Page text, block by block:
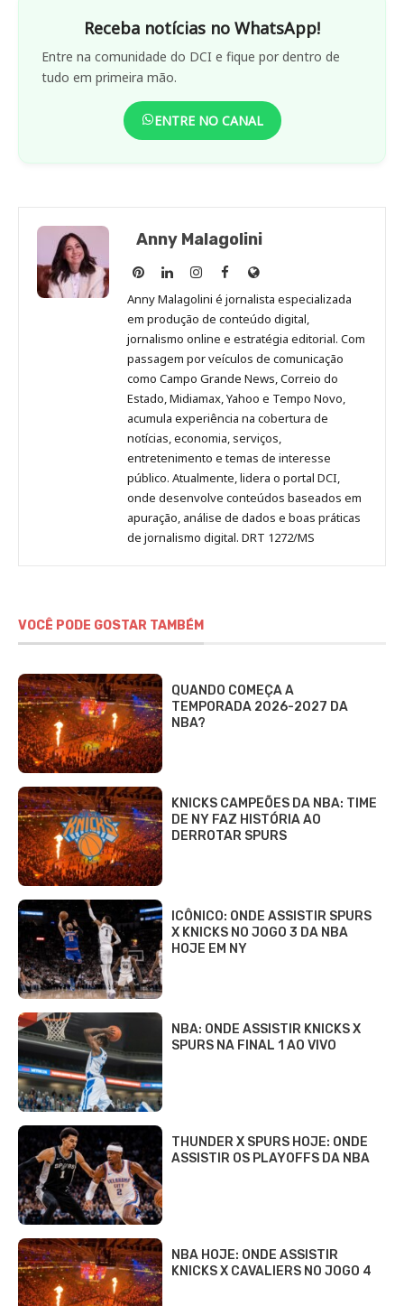
Receba notícias no WhatsApp!
Entre na comunidade do DCI e fique por dentro de
tudo em primeira mão.
ENTRE NO CANAL
Anny Malagolini
Anny
Malagolini
no
Pinterest
Anny
Malagolini
no
LinkedIn
Anny
Malagolini
no
Instagram
Anny
Malagolini
no
Facebook
Site
de
Anny
Malagolini
Anny Malagolini é jornalista especializada
em produção de conteúdo digital,
jornalismo online e estratégia editorial. Com
passagem por veículos de comunicação
como Campo Grande News, Correio do
Estado, Midiamax, Yahoo e Tempo Novo,
acumula experiência na cobertura de
notícias, economia, serviços,
entretenimento e temas de interesse
público. Atualmente, lidera o portal DCI,
onde desenvolve conteúdos baseados em
apuração, análise de dados e boas práticas
de jornalismo digital. DRT 1272/MS
VOCÊ PODE GOSTAR TAMBÉM
QUANDO COMEÇA A
TEMPORADA 2026-2027 DA
NBA?
KNICKS CAMPEÕES DA NBA: TIME
DE NY FAZ HISTÓRIA AO
DERROTAR SPURS
ICÔNICO: ONDE ASSISTIR SPURS
X KNICKS NO JOGO 3 DA NBA
HOJE EM NY
NBA: ONDE ASSISTIR KNICKS X
SPURS NA FINAL 1 AO VIVO
THUNDER X SPURS HOJE: ONDE
ASSISTIR OS PLAYOFFS DA NBA
NBA HOJE: ONDE ASSISTIR
KNICKS X CAVALIERS NO JOGO 4